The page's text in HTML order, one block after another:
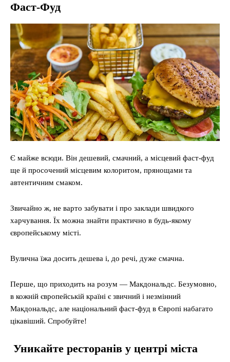
Фаст-Фуд
Є майже всюди. Він дешевий, смачний, а місцевий фаст-фуд
ще й просочений місцевим колоритом, прянощами та
автентичним смаком.
Звичайно ж, не варто забувати і про заклади швидкого
харчування. Їх можна знайти практично в будь-якому
європейському місті.
Вулична їжа досить дешева і, до речі, дуже смачна.
Перше, що приходить на розум — Макдональдс. Безумовно,
в кожній європейській країні є звичний і незмінний
Макдональдс, але національний фаст-фуд в Європі набагато
цікавіший. Спробуйте!
Уникайте ресторанів у центрі міста